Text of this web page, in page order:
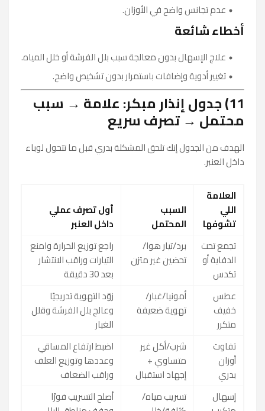
عدم تجانس واضح في الأوزان.
أخطاء شائعة
علاج الإسهال بدون معالجة سبب بلل الفرشة أو خلل المياه.
تغيير أدوية وإضافات باستمرار بدون تشخيص واضح.
11) جدول إنذار مبكر: علامة → سبب
محتمل → تصرف سريع
الهدف من الجدول إنك تلحق المشكلة بدري قبل ما تتحول لوباء
داخل العنبر.
العلامة
اللي
تشوفها
السبب
المحتمل
أول تصرف عملي
داخل العنبر
تجمع تحت
الدفاية أو
تكدس
برد/تيار هوا/
تحضين غير متزن
راجع توزيع الحرارة وامنع
التيارات وراقب الانتشار
بعد 30 دقيقة
عطس
خفيف
متكرر
أمونيا/غبار/
تهوية ضعيفة
زوّد التهوية تدريجيًا
وعالج بلل الفرشة وقلل
الغبار
تفاوت
أوزان
بدري
شرب/أكل غير
متساوي +
إجهاد استقبال
اضبط ارتفاع المساقي
وعددها وتوزيع العلف
وراقب الضعاف
إسهال
تسريب مياه/
أصلح التسريب فورًا